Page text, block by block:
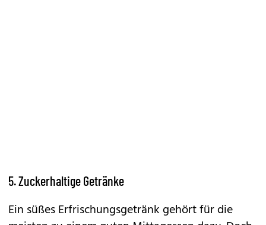
5. Zuckerhaltige Getränke
Ein süßes Erfrischungsgetränk gehört für die